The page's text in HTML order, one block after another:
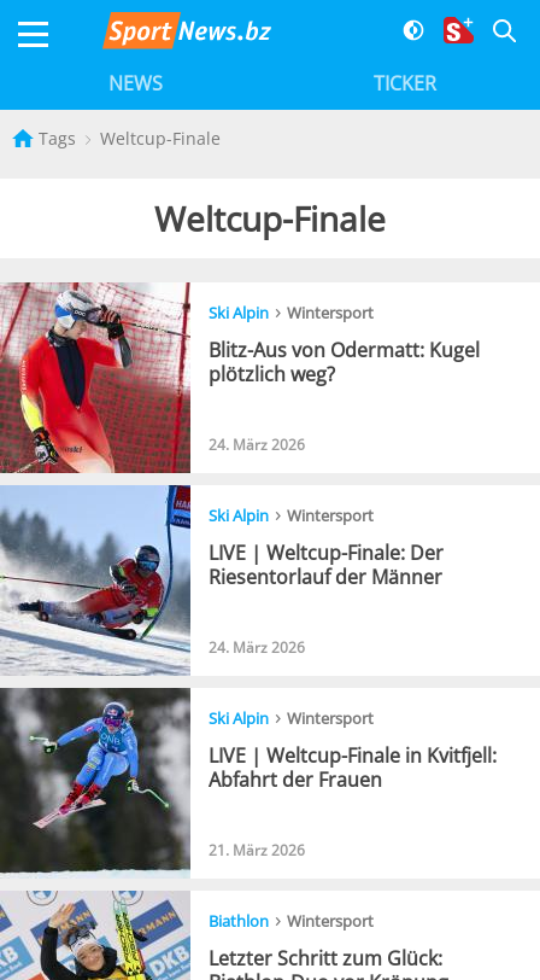
NEWS TICKER
Tags Weltcup-Finale
Weltcup-Finale
Ski Alpin › Wintersport
Blitz-Aus von Odermatt: Kugel
plötzlich weg?
24. März 2026
Ski Alpin › Wintersport
LIVE | Weltcup-Finale: Der
Riesentorlauf der Männer
24. März 2026
Ski Alpin › Wintersport
LIVE | Weltcup-Finale in Kvitfjell:
Abfahrt der Frauen
21. März 2026
Biathlon › Wintersport
Letzter Schritt zum Glück: